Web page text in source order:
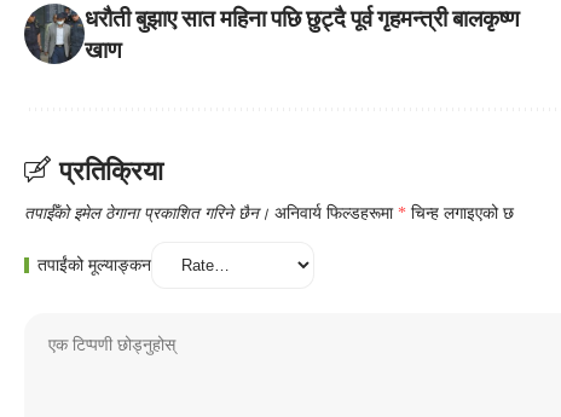
धरौती बुझाए सात महिना पछि छुट्दै पूर्व गृहमन्त्री बालकृष्ण
खाण
प्रतिक्रिया
तपाईँको इमेल ठेगाना प्रकाशित गरिने छैन। अनिवार्य फिल्डहरूमा * चिन्ह लगाइएको छ
तपाईंको मूल्याङ्कन